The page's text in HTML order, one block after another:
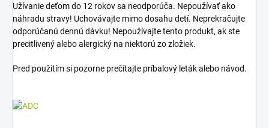
Užívanie deťom do 12 rokov sa neodporúča. Nepoužívať ako
náhradu stravy! Uchovávajte mimo dosahu detí. Neprekračujte
odporúčanú dennú dávku! Nepoužívajte tento produkt, ak ste
precitlivený alebo alergický na niektorú zo zložiek.
Pred použitím si pozorne prečítajte príbalový leták alebo návod.